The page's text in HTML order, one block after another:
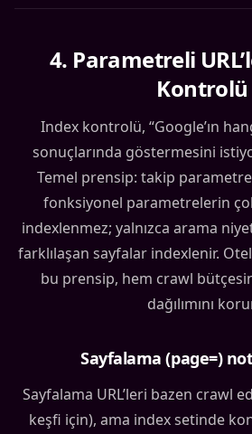
4. Parametreli
Kontrolü
Index kontrolü, “Google’ın
sonuçlarında göstermesini
Temel prensip: takip
fonksiyonel parametrelerin
indexlenmez; yalnızca arama
farklılaşan sayfalar indexlenir.
bu prensip, hem crawl
dağılımını
Sayfalama (page=)
Sayfalama URL’leri bazen crawl
keşfi için), ama index setinde